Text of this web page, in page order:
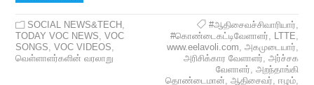
SOCIAL NEWS&TECH ,
TODAY VOC NEWS,VOC
SONGS,VOC VIDEOS,
வெள்ளாளர்களின் வரலாறு
#ஆதிசைவச்சிவாரியார்,
#கொண்டைகட்டிவேளாளர், LTTE,
www.eelavoli.com, அகமுடையார்,
அரிசிக்கார வேளாளர், அர்ச்சக
வேளாளர், அறந்தாங்கி
தொண்டைமான், ஆதிசைவர், ஈழம்,